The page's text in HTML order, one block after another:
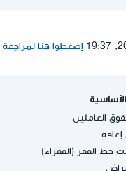
إضغطوا هنا لمراجعة
العاملين
خط الفقر (الفقراء)